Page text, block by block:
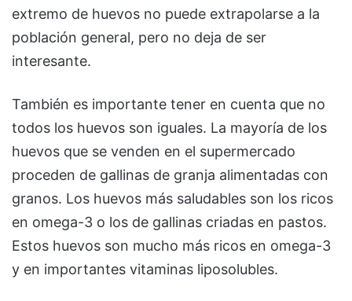
extremo de huevos no puede extrapolarse a la
población general, pero no deja de ser
interesante.
También es importante tener en cuenta que no
todos los huevos son iguales. La mayoría de los
huevos que se venden en el supermercado
proceden de gallinas de granja alimentadas con
granos. Los huevos más saludables son los ricos
en omega-3 o los de gallinas criadas en pastos.
Estos huevos son mucho más ricos en omega-3
y en importantes vitaminas liposolubles.